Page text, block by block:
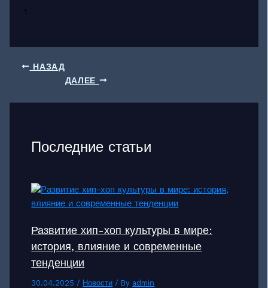
1
НАЗАД
ДАЛЕЕ
Последние статьи
Развитие хип-хоп культуры в мире:
история, влияние и современные
тенденции
30.04.2025 / Новости / By admin